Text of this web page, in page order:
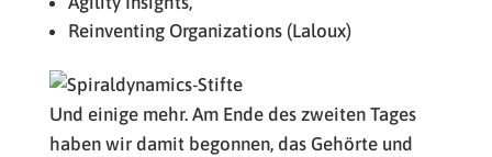
Reinventing Organizations (Laloux)
Und einige mehr. Am Ende des zweiten Tages
haben wir damit begonnen, das Gehörte und